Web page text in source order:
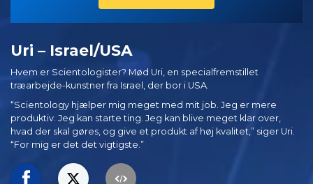
Uri – Israel/USA
Hvem er Scientologister? Mød Uri, en specialfremstillet
træarbejde-kunstner fra Israel, der bor i USA.
“Scientology hjælper mig meget med mit job. Jeg er mere
produktiv. Jeg kan starte ting. Jeg kan blive meget klar over,
hvad der skal gøres, og give et produkt af høj kvalitet,” siger Uri.
“For mig er det det vigtigste.”